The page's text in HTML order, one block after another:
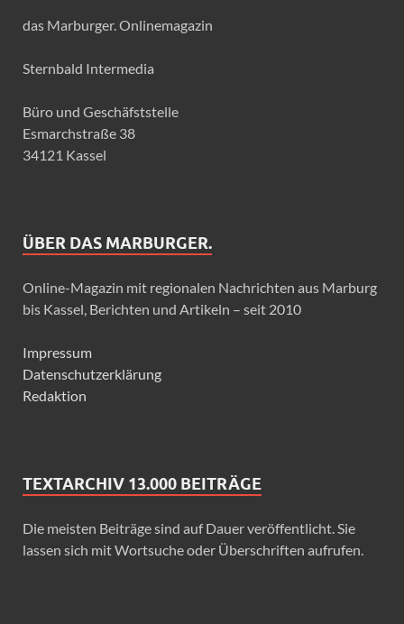
das Marburger. Onlinemagazin
Sternbald Intermedia
Büro und Geschäfststelle
Esmarchstraße 38
34121 Kassel
ÜBER DAS MARBURGER.
Online-Magazin mit regionalen Nachrichten aus Marburg
bis Kassel, Berichten und Artikeln – seit 2010
Impressum
Datenschutzerklärung
Redaktion
TEXTARCHIV 13.000 BEITRÄGE
Die meisten Beiträge sind auf Dauer veröffentlicht. Sie
lassen sich mit Wortsuche oder Überschriften aufrufen.